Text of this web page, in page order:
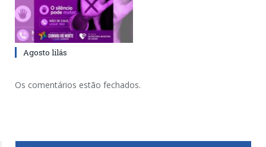
Agosto lilás
Os comentários estão fechados.